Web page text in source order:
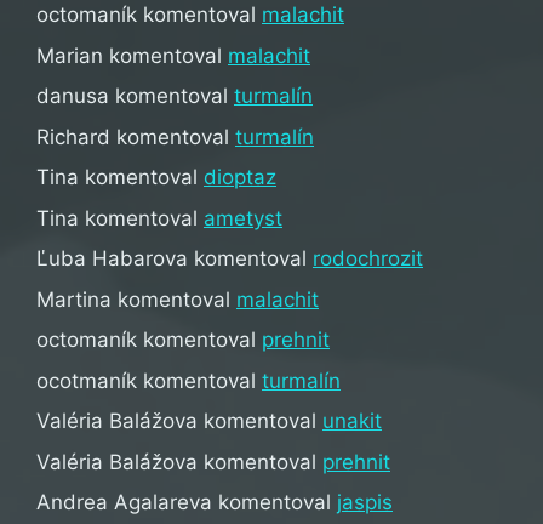
octomaník komentoval malachit
Marian komentoval malachit
danusa komentoval turmalín
Richard komentoval turmalín
Tina komentoval dioptaz
Tina komentoval ametyst
Ľuba Habarova komentoval rodochrozit
Martina komentoval malachit
octomaník komentoval prehnit
ocotmaník komentoval turmalín
Valéria Balážova komentoval unakit
Valéria Balážova komentoval prehnit
Andrea Agalareva komentoval jaspis